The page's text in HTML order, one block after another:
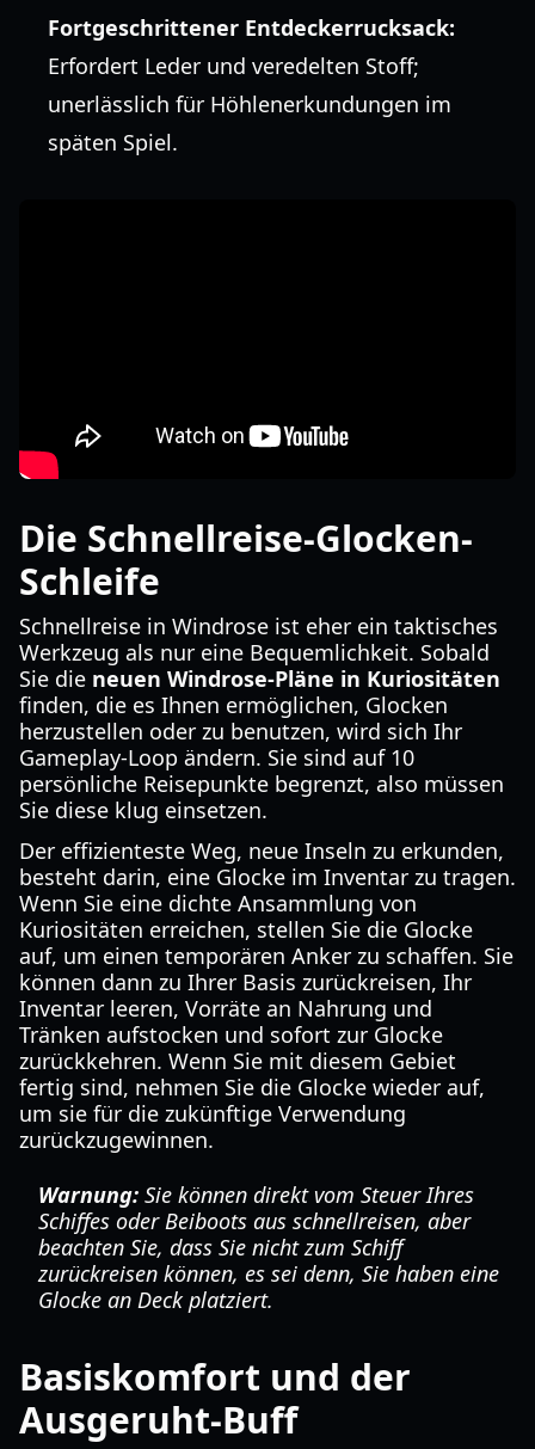
Fortgeschrittener Entdeckerrucksack:
Erfordert Leder und veredelten Stoff;
unerlässlich für Höhlenerkundungen im
späten Spiel.
Die Schnellreise-Glocken-
Schleife
Schnellreise in Windrose ist eher ein taktisches
Werkzeug als nur eine Bequemlichkeit. Sobald
Sie die neuen Windrose-Pläne in Kuriositäten
finden, die es Ihnen ermöglichen, Glocken
herzustellen oder zu benutzen, wird sich Ihr
Gameplay-Loop ändern. Sie sind auf 10
persönliche Reisepunkte begrenzt, also müssen
Sie diese klug einsetzen.
Der effizienteste Weg, neue Inseln zu erkunden,
besteht darin, eine Glocke im Inventar zu tragen.
Wenn Sie eine dichte Ansammlung von
Kuriositäten erreichen, stellen Sie die Glocke
auf, um einen temporären Anker zu schaffen. Sie
können dann zu Ihrer Basis zurückreisen, Ihr
Inventar leeren, Vorräte an Nahrung und
Tränken aufstocken und sofort zur Glocke
zurückkehren. Wenn Sie mit diesem Gebiet
fertig sind, nehmen Sie die Glocke wieder auf,
um sie für die zukünftige Verwendung
zurückzugewinnen.
Warnung: Sie können direkt vom Steuer Ihres
Schiffes oder Beiboots aus schnellreisen, aber
beachten Sie, dass Sie nicht zum Schiff
zurückreisen können, es sei denn, Sie haben eine
Glocke an Deck platziert.
Basiskomfort und der
Ausgeruht-Buff